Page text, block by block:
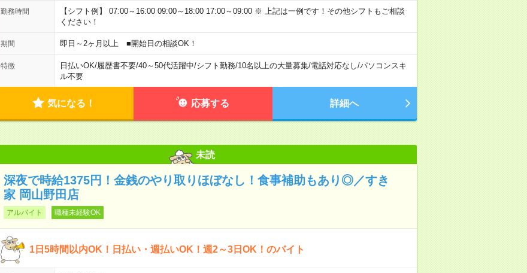
勤務時間
【シフト例】 07:00～16:00 09:00～18:00 17:00～09:00 ※ 上記は一例です！その他シフトもご相談
ください！
期間 即日～2ヶ月以上 ■開始日の相談OK！
特徴 日払いOK/履歴書不要/40～50代活躍中/シフト勤務/10名以上の大量募集/電話対応なし/パソコンスキ
ル不要
気になる！ 応募する 詳細へ
未読
深夜で時給1375円！金銭のやり取りほぼなし！食事補助もあり◎／すき
家 岡山野田店
アルバイト 職種未経験OK
1日5時間以内OK！日払い・週払いOK！週2～3日OK！のバイト